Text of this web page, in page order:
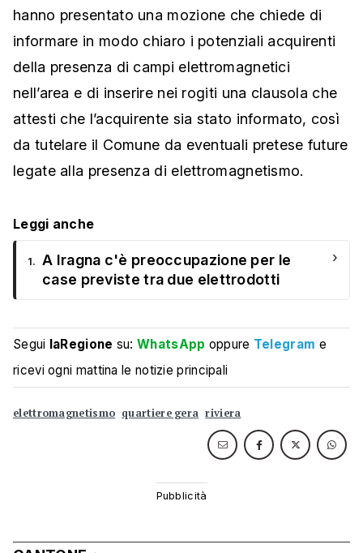
hanno presentato una mozione che chiede di
informare in modo chiaro i potenziali acquirenti
della presenza di campi elettromagnetici
nell’area e di inserire nei rogiti una clausola che
attesti che l’acquirente sia stato informato, così
da tutelare il Comune da eventuali pretese future
legate alla presenza di elettromagnetismo.
Leggi anche
1. A Iragna c'è preoccupazione per le
case previste tra due elettrodotti
›
Segui laRegione su:WhatsApp oppure Telegram e
ricevi ogni mattina le notizie principali
elettromagnetismo quartiere gera riviera